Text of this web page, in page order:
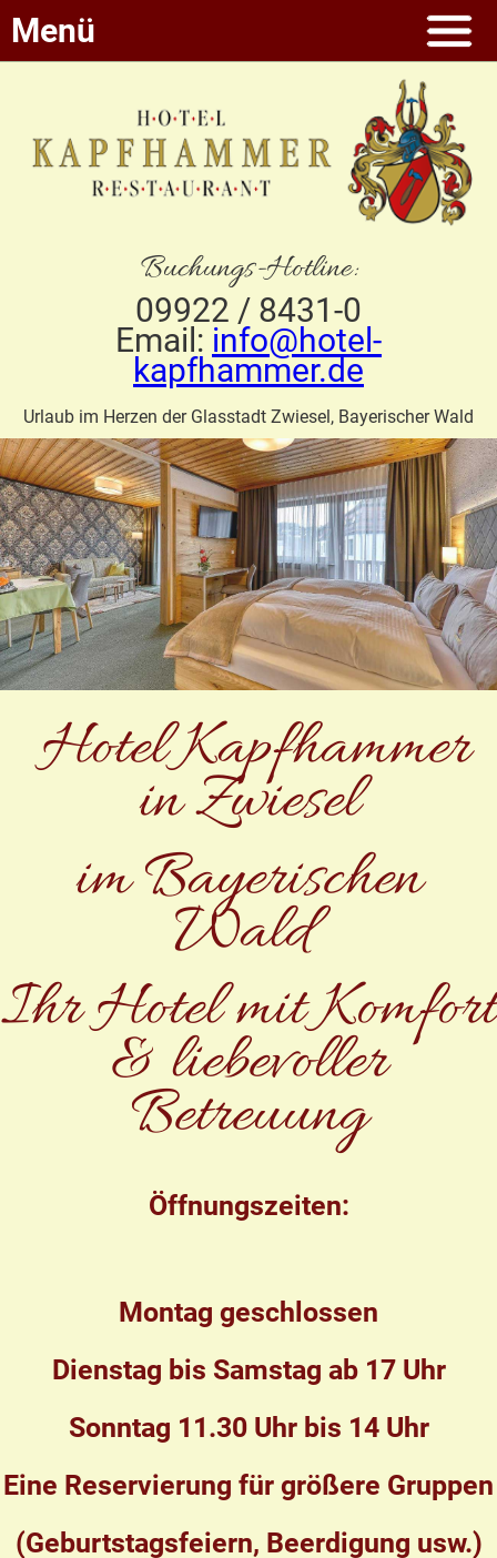
Buchungs-Hotline:
09922 / 8431-0
Email: info@hotel-
kapfhammer.de
Urlaub im Herzen der Glasstadt Zwiesel, Bayerischer Wald
Menü
Hotel Kapfhammer
in Zwiesel
im Bayerischen
Wald
Ihr Hotel mit Komfort
& liebevoller
Betreuung
Öffnungszeiten:
Montag geschlossen
Dienstag bis Samstag ab 17 Uhr
Sonntag 11.30 Uhr bis 14 Uhr
Eine Reservierung für größere Gruppen
(Geburtstagsfeiern, Beerdigung usw.)